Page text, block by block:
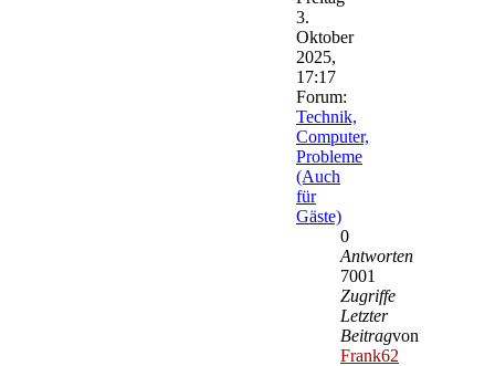
3.
Oktober
2025,
17:17
Forum:
Technik,
Computer,
Probleme
(Auch
für
Gäste)
0
Antworten
7001
Zugriffe
Letzter
Beitragvon
Frank62